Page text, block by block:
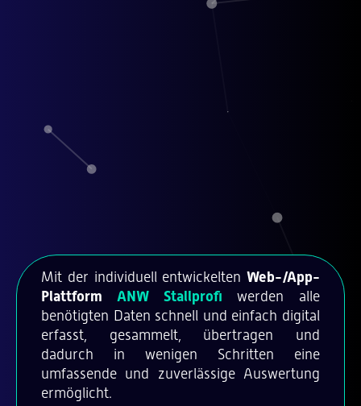
Mit der individuell entwickelten Web-/App-
Plattform ANW Stallprofi werden alle
benötigten Daten schnell und einfach digital
erfasst, gesammelt, übertragen und
dadurch in wenigen Schritten eine
umfassende und zuverlässige Auswertung
ermöglicht.